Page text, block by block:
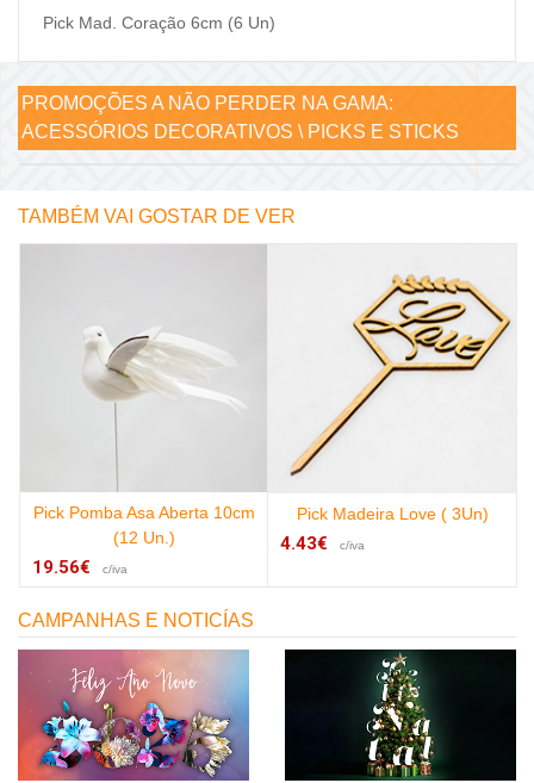
Pick Mad. Coração 6cm (6 Un)
PROMOÇÕES A NÃO PERDER NA GAMA:
ACESSÓRIOS DECORATIVOS \ PICKS E STICKS
TAMBÉM VAI GOSTAR DE VER
Pick Pomba Asa Aberta 10cm
(12 Un.)
19.56€ c/iva
Pick Madeira Love ( 3Un)
4.43€ c/iva
CAMPANHAS E NOTICÍAS